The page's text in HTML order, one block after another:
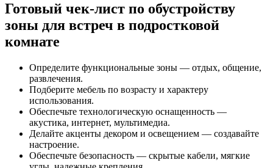
Готовый чек-лист по обустройству
зоны для встреч в подростковой
комнате
Определите функциональные зоны — отдых, общение,
развлечения.
Подберите мебель по возрасту и характеру
использования.
Обеспечьте технологическую оснащенность —
акустика, интернет, мультимедиа.
Делайте акценты декором и освещением — создавайте
настроение.
Обеспечьте безопасность — скрытые кабели, мягкие